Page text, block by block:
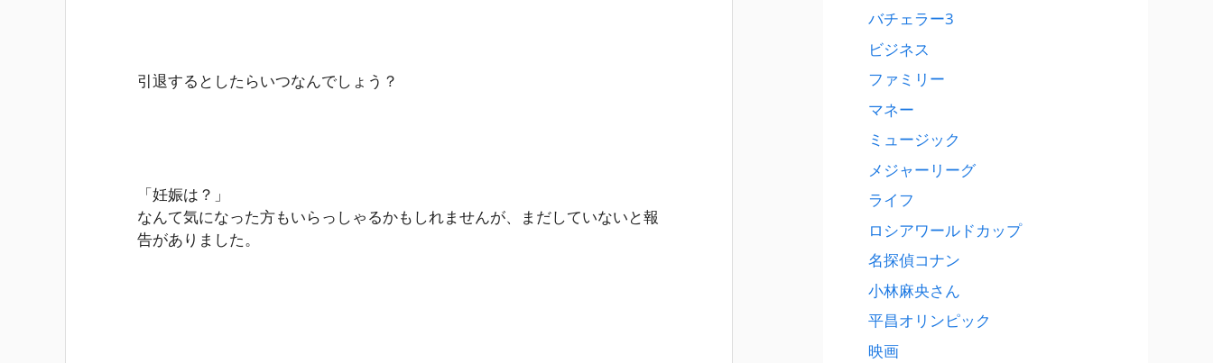
引退するとしたらいつなんでしょう？
「妊娠は？」
なんて気になった方もいらっしゃるかもしれませんが、まだしていないと報
告がありました。
バチェラー3
ビジネス
ファミリー
マネー
ミュージック
メジャーリーグ
ライフ
ロシアワールドカップ
名探偵コナン
小林麻央さん
平昌オリンピック
映画